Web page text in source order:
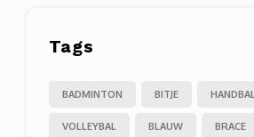
Tags
BADMINTON BITJE HANDBAL
VOLLEYBAL BLAUW BRACE